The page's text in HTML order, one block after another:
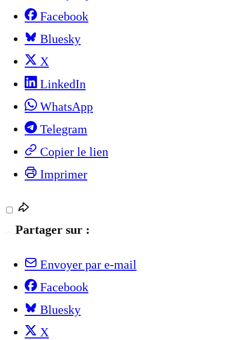
Facebook
Bluesky
X
LinkedIn
WhatsApp
Telegram
Copier le lien
Imprimer
Partager sur :
Envoyer par e-mail
Facebook
Bluesky
X